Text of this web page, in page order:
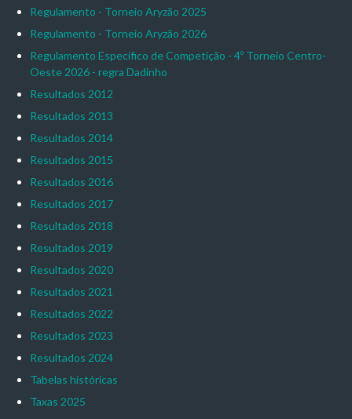
Regulamento - Torneio Aryzão 2025
Regulamento - Torneio Aryzão 2026
Regulamento Específico de Competição - 4º Torneio Centro-
Oeste 2026 - regra Dadinho
Resultados 2012
Resultados 2013
Resultados 2014
Resultados 2015
Resultados 2016
Resultados 2017
Resultados 2018
Resultados 2019
Resultados 2020
Resultados 2021
Resultados 2022
Resultados 2023
Resultados 2024
Tabelas históricas
Taxas 2025